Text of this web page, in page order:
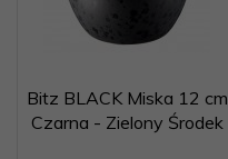
Bitz BLACK Miska 12 cm
Czarna - Zielony Środek